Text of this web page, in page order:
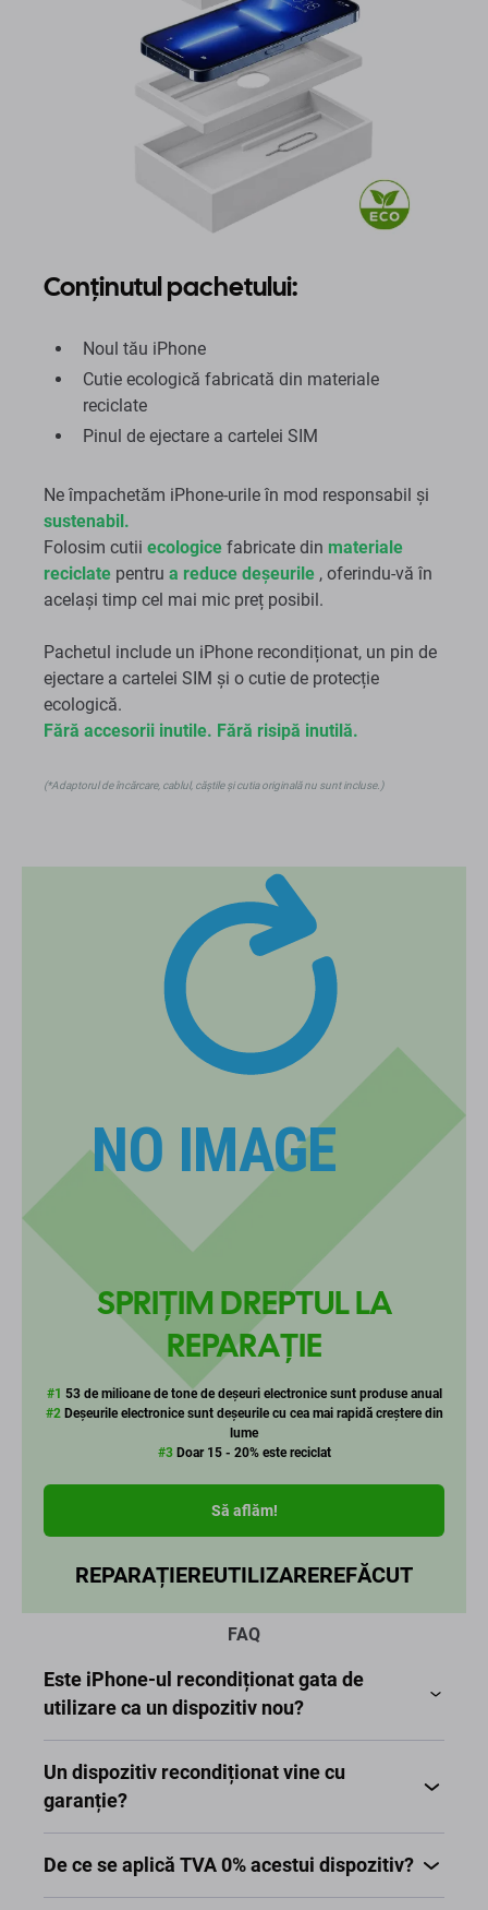
Conținutul pachetului:
Noul tău iPhone
Cutie ecologică fabricată din materiale
reciclate
Ne împachetăm iPhone-urile în mod responsabil și
sustenabil.
Folosim cutiiecologicefabricate din materiale
reciclatepentru a reduce deșeurile, oferindu-vă în
Pachetul include un iPhone recondiționat, un pin de
ejectare a cartelei SIM și o cutie de protecție
ecologică.
SPRIȚIM DREPTUL LA
REPARAȚIE
53 de milioane de tone de deșeuri electronice sunt produse anual
Deșeurile electronice sunt deșeurile cu cea mai rapidă creștere din
Doar 15 - 20% este reciclat
Să aflăm!
REPARAȚIEREUTILIZAREREFĂCUT
FAQ
Este iPhone-ul recondiționat gata de
utilizare ca un dispozitiv nou?
Un dispozitiv recondiționat vine cu
garanție?
De ce se aplică TVA 0% acestui dispozitiv?
Funcționează cu toți operatorii?
Apple iPhone
Categorie - Bună (B)